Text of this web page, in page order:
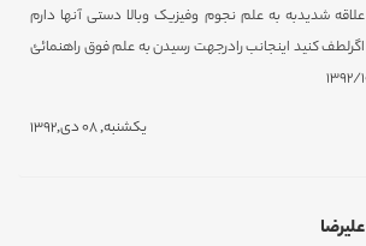
علاقه شدیدبه به علم نجوم وفیزیک وبالا دستی آنها دارم
اگرلطف کنید اینجانب رادرجهت رسیدن به علم فوق راهنمائئ
یکشنبه, 08 دی,1392
عليرضا